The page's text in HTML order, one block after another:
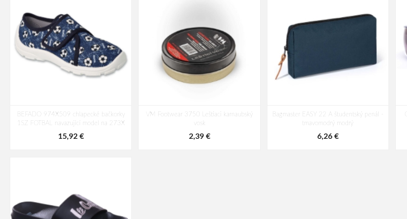
BEFADO 974X509 chlapecké bačkorky
1SZ FOTBAL navazující model na 273X
15,92 €
VM Footwear 3750 Leštiaci karnaubský
vosk
2,39 €
Bagmaster EASY 22 A študentský penál -
tmavomodrý modrý
6,26 €